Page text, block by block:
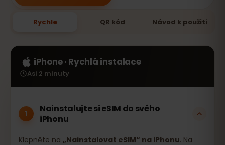
Rychle QR kód Návod k použití
iPhone · Rychlá instalace
Asi 2 minuty
1
Nainstalujte si eSIM do svého
iPhonu
Klepněte na „Nainstalovat eSIM“ na iPhonu. Na